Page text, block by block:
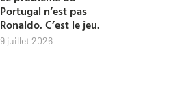
Portugal n’est pas
Ronaldo. C’est le jeu.
9 juillet 2026